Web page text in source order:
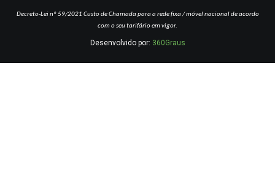
Decreto-Lei nº 59/2021 Custo de Chamada para a rede fixa / móvel nacional de acordo
com o seu tarifário em vigor.
Desenvolvido por: 360Graus